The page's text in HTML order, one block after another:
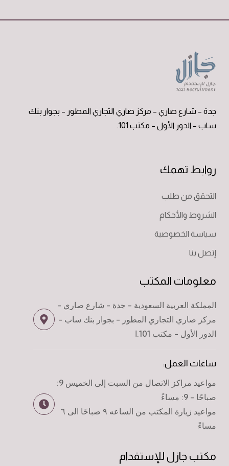
جدة – شارع صاري – مركز صاري التجاري المطور – بجوار بنك
ساب – الدور الأول – مكتب 101.
روابط تهمك
التحقق من طلب
الشروط والأحكام
سياسة الخصوصية
إتصل بنا
معلومات المكتب
المملكة العربية السعودية - جدة - شارع صاري -
مركز صاري التجاري المطور - بجوار بنك ساب -
الدور الأول - مكتب 101.ا
ساعات العمل:
مواعيد مراكز الاتصال من السبت إلى الخميس 9:
صباحًا - 9: مساءً
مواعيد زيارة المكتب من الساعه ٩ صباحًا الى ٦
مساءً
مكتب جازل للإستقدام